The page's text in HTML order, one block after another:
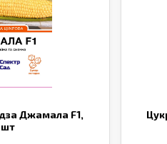
Джамала F1,
шт